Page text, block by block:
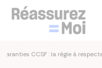
CCSF : la règle à